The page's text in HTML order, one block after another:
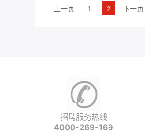
上一页 1 2 下一页
招聘服务热线
4000-269-169